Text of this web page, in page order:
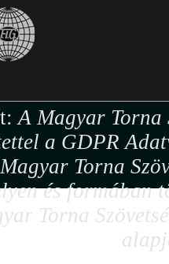
A Magyar Torna
a GDPR
Torna
és formában
Torna